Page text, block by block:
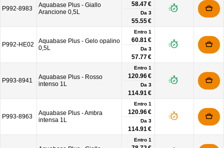
P992-8983
Aquabase Plus - Giallo
Arancione 0,5L
58.47 €
Da 3
55.55 €
P992-HE02
Aquabase Plus - Gelo opalino
0,5L
Entro 1
60.81 €
Da 3
57.77 €
P993-8941
Aquabase Plus - Rosso
intenso 1L
Entro 1
120.96 €
Da 3
114.91 €
P993-8963
Aquabase Plus - Ambra
intensa 1L
Entro 1
120.96 €
Da 3
114.91 €
Entro 1